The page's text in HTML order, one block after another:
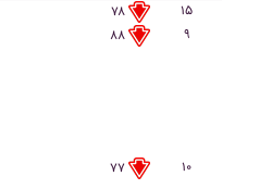
۷۸
۱۵
۸۸
۹
۷۷
۱۰